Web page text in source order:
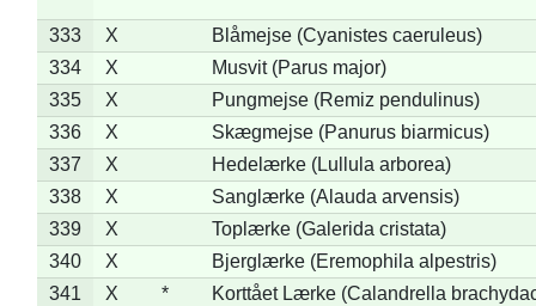
333 X
Blåmejse (Cyanistes caeruleus)
334
X
Musvit (Parus major)
335
X
Pungmejse (Remiz pendulinus)
336
X
Skægmejse (Panurus biarmicus)
337
X
Hedelærke (Lullula arborea)
338
X
Sanglærke (Alauda arvensis)
339
X
Toplærke (Galerida cristata)
340
X
Bjerglærke (Eremophila alpestris)
341
X * Korttået Lærke (Calandrella